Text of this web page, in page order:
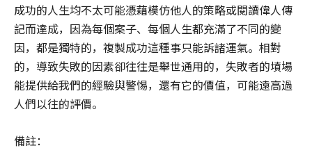
成功的人生均不太可能憑藉模仿他人的策略或閱讀偉人傳
記而達成，因為每個案子、每個人生都充滿了不同的變
因，都是獨特的，複製成功這種事只能訴諸運氣。相對
的，導致失敗的因素卻往往是舉世通用的，失敗者的墳場
能提供給我們的經驗與警惕，還有它的價值，可能遠高過
人們以往的評價。
備註：